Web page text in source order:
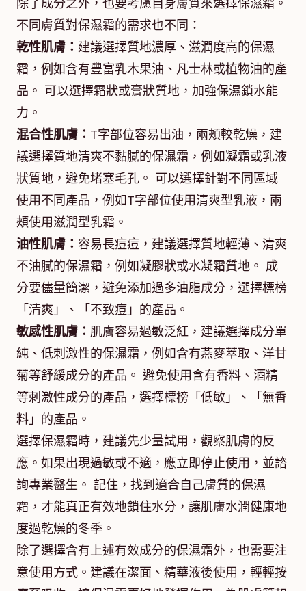
除了成分之外，也要考慮自身膚質來選擇保濕霜。
不同膚質對保濕霜的需求也不同：
乾性肌膚： 建議選擇質地濃厚、滋潤度高的保濕
霜，例如含有豐富乳木果油、凡士林或植物油的產
品。 可以選擇霜狀或膏狀質地，加強保濕鎖水能
力。
混合性肌膚： T字部位容易出油，兩頰較乾燥，建
議選擇質地清爽不黏膩的保濕霜，例如凝霜或乳液
狀質地，避免堵塞毛孔。 可以選擇針對不同區域
使用不同產品，例如T字部位使用清爽型乳液，兩
頰使用滋潤型乳霜。
油性肌膚： 容易長痘痘，建議選擇質地輕薄、清爽
不油膩的保濕霜，例如凝膠狀或水凝霜質地。 成
分要儘量簡潔，避免添加過多油脂成分，選擇標榜
「清爽」、「不致痘」的產品。
敏感性肌膚： 肌膚容易過敏泛紅，建議選擇成分單
純、低刺激性的保濕霜，例如含有燕麥萃取、洋甘
菊等舒緩成分的產品。 避免使用含有香料、酒精
等刺激性成分的產品，選擇標榜「低敏」、「無香
料」的產品。
選擇保濕霜時，建議先少量試用，觀察肌膚的反
應。如果出現過敏或不適，應立即停止使用，並諮
詢專業醫生。 記住，找到適合自己膚質的保濕
霜，才能真正有效地鎖住水分，讓肌膚水潤健康地
度過乾燥的冬季。
除了選擇含有上述有效成分的保濕霜外，也需要注
意使用方式。建議在潔面、精華液後使用，輕輕按